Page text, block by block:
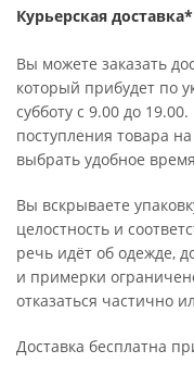
Курьерская доставка*
Вы можете заказать
который прибудет по
субботу с 9.00 до
поступления товара
выбрать удобное
Вы вскрываете
целостность и
речь идёт об одежде,
и примерки
отказаться частично
Доставка бесплатна